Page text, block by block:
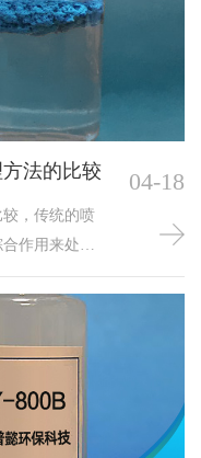
法的比较
，传统的喷
作用来处
法，如漆渣
交换、反渗
理系统的设
04-18